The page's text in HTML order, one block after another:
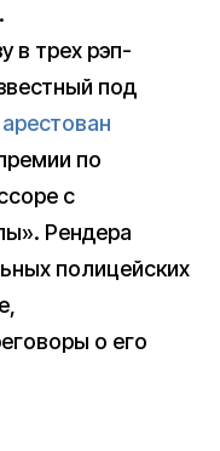
в трех рэп-
под
арестован
по
с
Рендера
полицейских
о его